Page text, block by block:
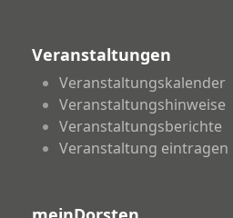
Veranstaltungen
Veranstaltungskalender
Veranstaltungshinweise
Veranstaltungsberichte
Veranstaltung eintragen